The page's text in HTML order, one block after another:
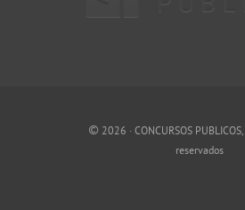
© 2026 · CONCURSOS
reservados